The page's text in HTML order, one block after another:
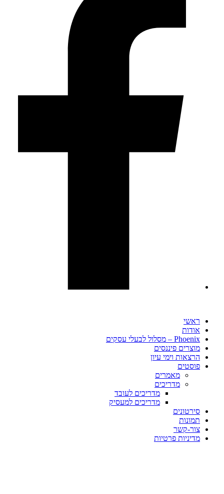
ראשי
אודות
Phoenix – מסלול לבעלי עסקים
מוצרים פיננסים
הרצאות וימי עיון
פוסטים​
מאמרים
מדריכים
מדריכים לעובד
מדריכים למעסיק
סירטונים
תמונות
צור-קשר
מדיניות פרטיות